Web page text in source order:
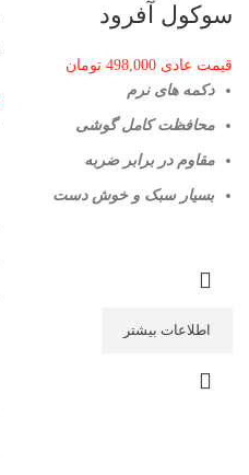
سوکول آفرود
قیمت عادی 498,000 تومان
دکمه های نرم
محافظت کامل گوشی
مقاوم در برابر ضربه
بسیار سبک و خوش دست
اطلاعات بیشتر